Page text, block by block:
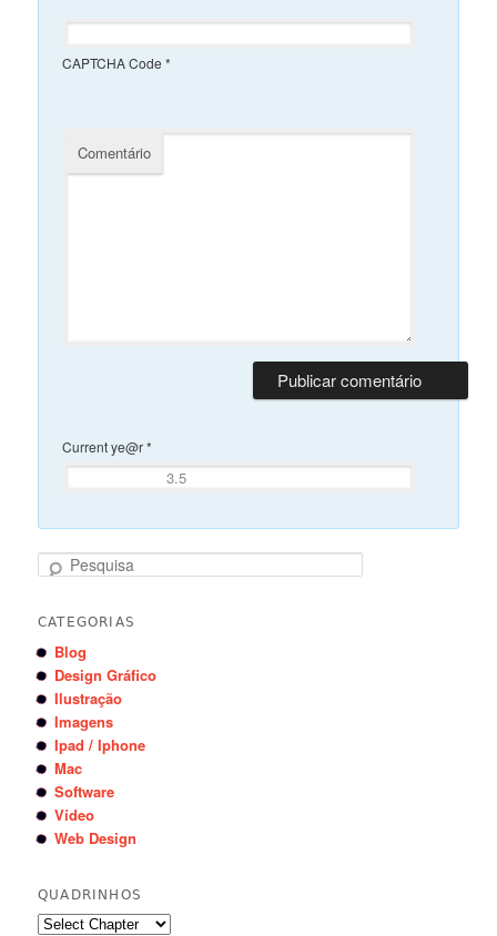
CAPTCHA Code *
Comentário
Current ye@r*
Pesquisa
CATEGORIAS
Blog
Design Gráfico
Ilustração
Imagens
Ipad / Iphone
Mac
Software
Vídeo
Web Design
QUADRINHOS